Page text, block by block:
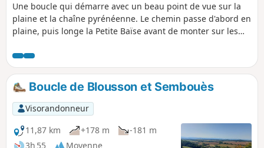
Une boucle qui démarre avec un beau point de vue sur la
plaine et la chaîne pyrénéenne. Le chemin passe d'abord en
plaine, puis longe la Petite Baïse avant de monter sur les
Boucle de Blousson et Sembouès
Visorandonneur
11,87 km
+178 m
-181 m
3h 55
Moyenne